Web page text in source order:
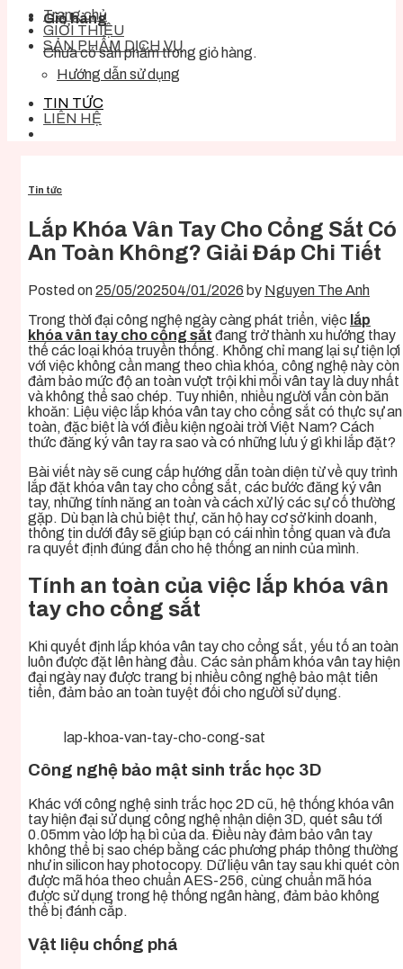
Giỏ hàng
Chưa có sản phẩm trong giỏ hàng.
Trang chủ
GIỚI THIỆU
SẢN PHẨM DỊCH VỤ
Hướng dẫn sử dụng
TIN TỨC
LIÊN HỆ
Tin tức
Lắp Khóa Vân Tay Cho Cổng Sắt Có
An Toàn Không? Giải Đáp Chi Tiết
Posted on25/05/202504/01/2026 by Nguyen The Anh
Trong thời đại công nghệ ngày càng phát triển, việc lắp
khóa vân tay cho cổng sắt đang trở thành xu hướng thay
thế các loại khóa truyền thống. Không chỉ mang lại sự tiện lợi
với việc không cần mang theo chìa khóa, công nghệ này còn
đảm bảo mức độ an toàn vượt trội khi mỗi vân tay là duy nhất
và không thể sao chép. Tuy nhiên, nhiều người vẫn còn băn
khoăn: Liệu việc lắp khóa vân tay cho cổng sắt có thực sự an
toàn, đặc biệt là với điều kiện ngoài trời Việt Nam? Cách
thức đăng ký vân tay ra sao và có những lưu ý gì khi lắp đặt?
Bài viết này sẽ cung cấp hướng dẫn toàn diện từ về quy trình
lắp đặt khóa vân tay cho cổng sắt, các bước đăng ký vân
tay, những tính năng an toàn và cách xử lý các sự cố thường
gặp. Dù bạn là chủ biệt thự, căn hộ hay cơ sở kinh doanh,
thông tin dưới đây sẽ giúp bạn có cái nhìn tổng quan và đưa
ra quyết định đúng đắn cho hệ thống an ninh của mình.
Tính an toàn của việc lắp khóa vân
tay cho cổng sắt
Khi quyết định lắp khóa vân tay cho cổng sắt, yếu tố an toàn
luôn được đặt lên hàng đầu. Các sản phẩm khóa vân tay hiện
đại ngày nay được trang bị nhiều công nghệ bảo mật tiên
tiến, đảm bảo an toàn tuyệt đối cho người sử dụng.
lap-khoa-van-tay-cho-cong-sat
Công nghệ bảo mật sinh trắc học 3D
Khác với công nghệ sinh trắc học 2D cũ, hệ thống khóa vân
tay hiện đại sử dụng công nghệ nhận diện 3D, quét sâu tới
0.05mm vào lớp hạ bì của da. Điều này đảm bảo vân tay
không thể bị sao chép bằng các phương pháp thông thường
như in silicon hay photocopy. Dữ liệu vân tay sau khi quét còn
được mã hóa theo chuẩn AES-256, cùng chuẩn mã hóa
được sử dụng trong hệ thống ngân hàng, đảm bảo không
thể bị đánh cắp.
Vật liệu chống phá